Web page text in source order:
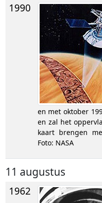
1990
en met oktober
en zal het
kaart brengen
Foto: NASA
11 augustus
1962